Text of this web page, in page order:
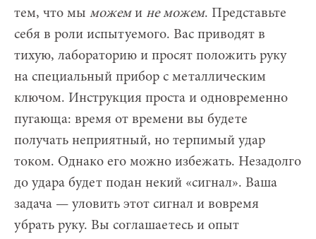
тем, что мы можеми не можем. Представьте
себя в роли испытуемого. Вас приводят в
тихую, лабораторию и просят положить руку
на специальный прибор с металлическим
ключом. Инструкция проста и одновременно
пугающа: время от времени вы будете
получать неприятный, но терпимый удар
током. Однако его можно избежать. Незадолго
до удара будет подан некий «сигнал». Ваша
задача — уловить этот сигнал и вовремя
убрать руку. Вы соглашаетесь и опыт